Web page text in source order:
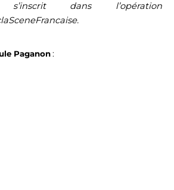
dans l’opération
Paganon: